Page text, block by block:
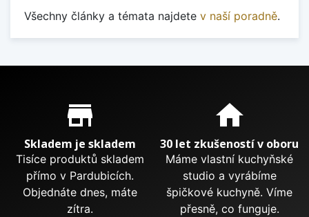
Všechny články a témata najdete v naší poradně.
Proč nakupovat u nás?
store_mall_directory
Skladem je skladem
Tisíce produktů skladem
přímo v Pardubicích.
Objednáte dnes, máte
zítra.
home
30 let zkušeností v oboru
Máme vlastní kuchyňské
studio a vyrábíme
špičkové kuchyně. Víme
přesně, co funguje.